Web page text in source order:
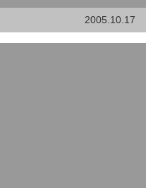
2005.10.17